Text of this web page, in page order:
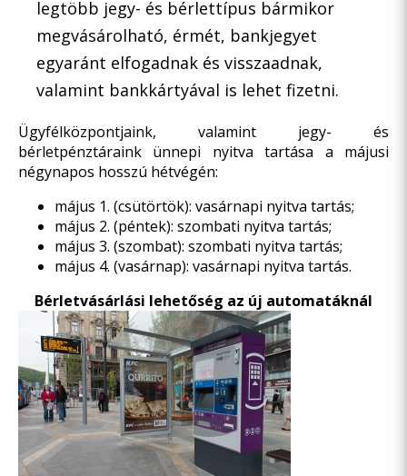
legtöbb jegy- és bérlettípus bármikor
megvásárolható, érmét, bankjegyet
egyaránt elfogadnak és visszaadnak,
valamint bankkártyával is lehet fizetni.
Ügyfélközpontjaink, valamint jegy- és
bérletpénztáraink ünnepi nyitva tartása a májusi
négynapos hosszú hétvégén:
május 1. (csütörtök): vasárnapi nyitva tartás;
május 2. (péntek): szombati nyitva tartás;
május 3. (szombat): szombati nyitva tartás;
május 4. (vasárnap): vasárnapi nyitva tartás.
Bérletvásárlási lehetőség az új automatáknál